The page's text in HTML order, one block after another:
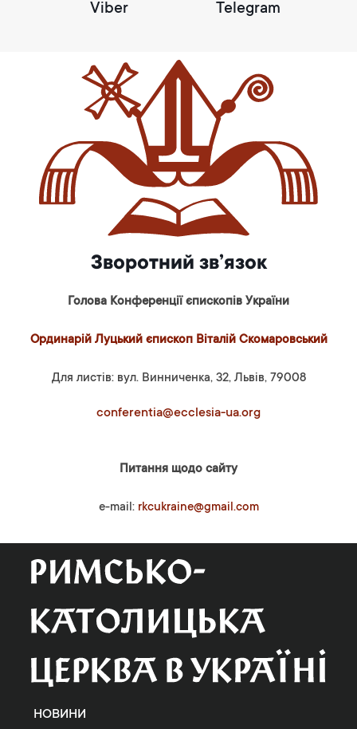
Viber Telegram
Зворотний зв’язок
Голова Конференції єпископів України
Ординарій Луцький єпископ Віталій Скомаровський
Для листів: вул. Винниченка, 32, Львів, 79008
conferentia@ecclesia-ua.org
Питання щодо сайту
e-mail: rkcukraine@gmail.com
НОВИНИ